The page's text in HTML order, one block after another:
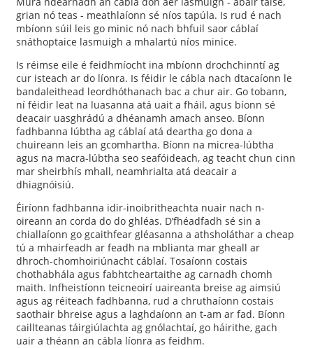
grian nó teas - meathlaíonn sé níos tapúla. Is rud é nach
mbíonn súil leis go minic nó nach bhfuil saor cáblaí
snáthoptaice lasmuigh a mhalartú níos minice.
Is réimse eile é feidhmíocht ina mbíonn drochchinntí ag
cur isteach ar do líonra. Is féidir le cábla nach dtacaíonn le
bandaleithead leordhóthanach bac a chur air. Go tobann,
ní féidir leat na luasanna atá uait a fháil, agus bíonn sé
deacair uasghrádú a dhéanamh amach anseo. Bíonn
fadhbanna lúbtha ag cáblaí atá deartha go dona a
chuireann leis an gcomhartha. Bíonn na micrea-lúbtha
agus na macra-lúbtha seo seafóideach, ag teacht chun cinn
mar sheirbhís mhall, neamhrialta atá deacair a
dhiagnóisiú.
Éiríonn fadhbanna idir-inoibritheachta nuair nach n-
oireann an corda do do ghléas. D’fhéadfadh sé sin a
chiallaíonn go gcaithfear gléasanna a athsholáthar a cheap
tú a mhairfeadh ar feadh na mblianta mar gheall ar
dhroch-chomhoiriúnacht cáblaí. Tosaíonn costais
chothabhála agus fabhtcheartaithe ag carnadh chomh
maith. Infheistíonn teicneoirí uaireanta breise ag aimsiú
agus ag réiteach fadhbanna, rud a chruthaíonn costais
saothair bhreise agus a laghdaíonn an t-am ar fad. Bíonn
caillteanas táirgiúlachta ag gnólachtaí, go háirithe, gach
uair a théann an cábla líonra as feidhm.